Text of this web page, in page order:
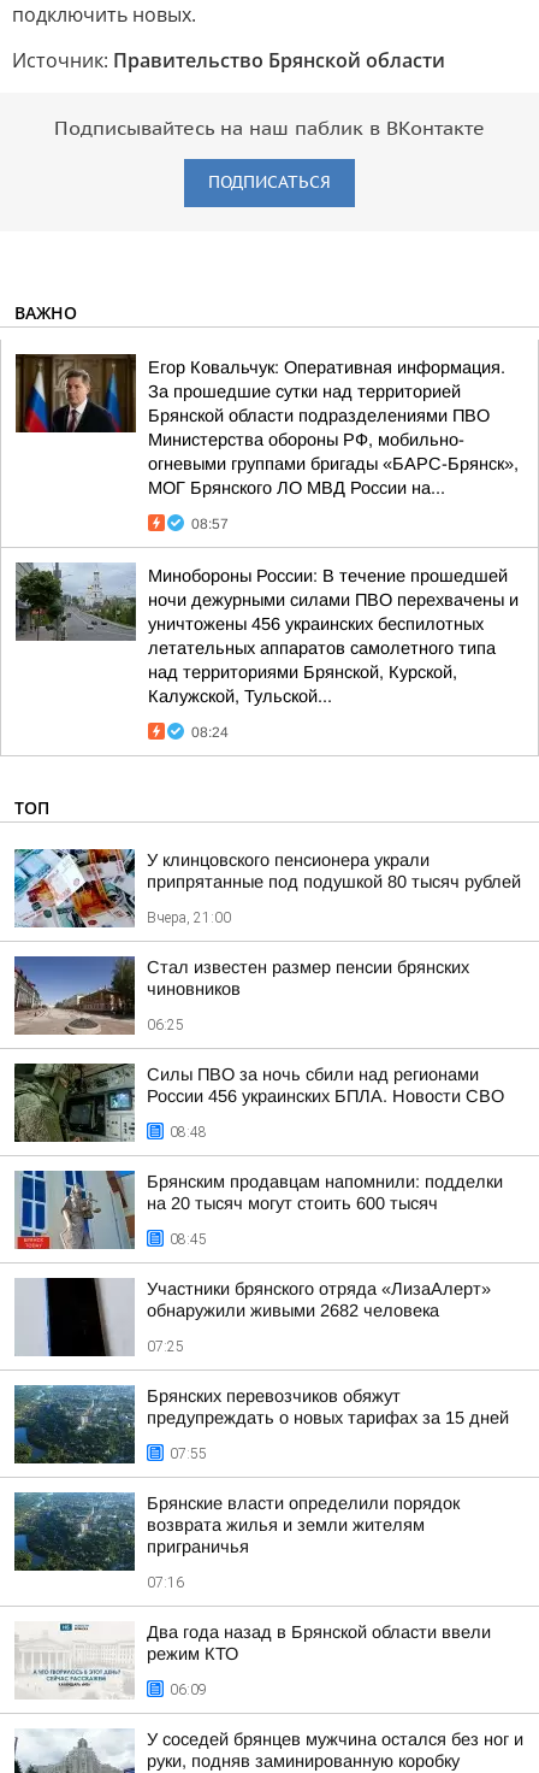
подключить новых.
Источник: Правительство Брянской области
Подписывайтесь на наш паблик в ВКонтакте
ПОДПИСАТЬСЯ
ВАЖНО
Егор Ковальчук: Оперативная информация.
За прошедшие сутки над территорией
Брянской области подразделениями ПВО
Министерства обороны РФ, мобильно-
огневыми группами бригады «БАРС-Брянск»,
МОГ Брянского ЛО МВД России на...
08:57
Минобороны России: В течение прошедшей
ночи дежурными силами ПВО перехвачены и
уничтожены 456 украинских беспилотных
летательных аппаратов самолетного типа
над территориями Брянской, Курской,
Калужской, Тульской...
08:24
ТОП
У клинцовского пенсионера украли
припрятанные под подушкой 80 тысяч рублей
Вчера, 21:00
Стал известен размер пенсии брянских
чиновников
06:25
Силы ПВО за ночь сбили над регионами
России 456 украинских БПЛА. Новости СВО
08:48
Брянским продавцам напомнили: подделки
на 20 тысяч могут стоить 600 тысяч
08:45
Участники брянского отряда «ЛизаАлерт»
обнаружили живыми 2682 человека
07:25
Брянских перевозчиков обяжут
предупреждать о новых тарифах за 15 дней
07:55
Брянские власти определили порядок
возврата жилья и земли жителям
приграничья
07:16
Два года назад в Брянской области ввели
режим КТО
06:09
У соседей брянцев мужчина остался без ног и
руки, подняв заминированную коробку